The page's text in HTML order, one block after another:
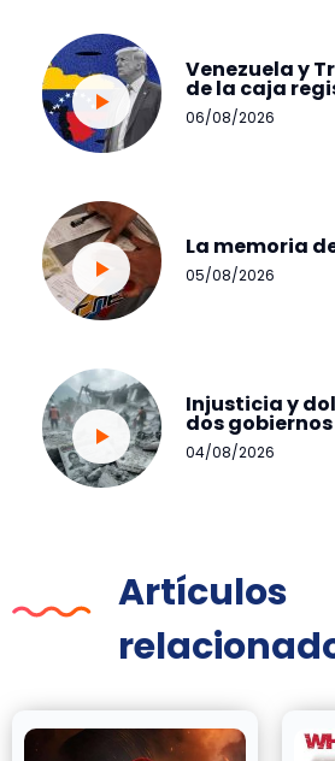
Venezuela y
de la caja
06/08/2026
La memoria
05/08/2026
Injusticia y
dos
04/08/2026
Artículos